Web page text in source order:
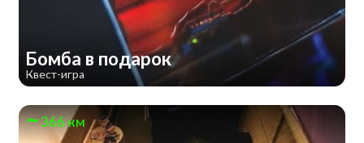
Бомба в подарок
Квест-игра
366 км